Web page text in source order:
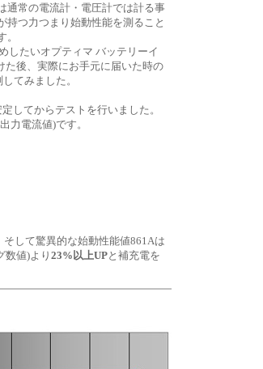
通常の電流計・電圧計では計る事
持つ力つまり始動性能を測ること
したいオプティマ バッテリーイ
た後、実際にお手元に届いた時の
てみました。
してからテストを行いました。
力電流値)です。
して驚異的な始動性能値861Aは
数値)より 23%以上UPと補充電を